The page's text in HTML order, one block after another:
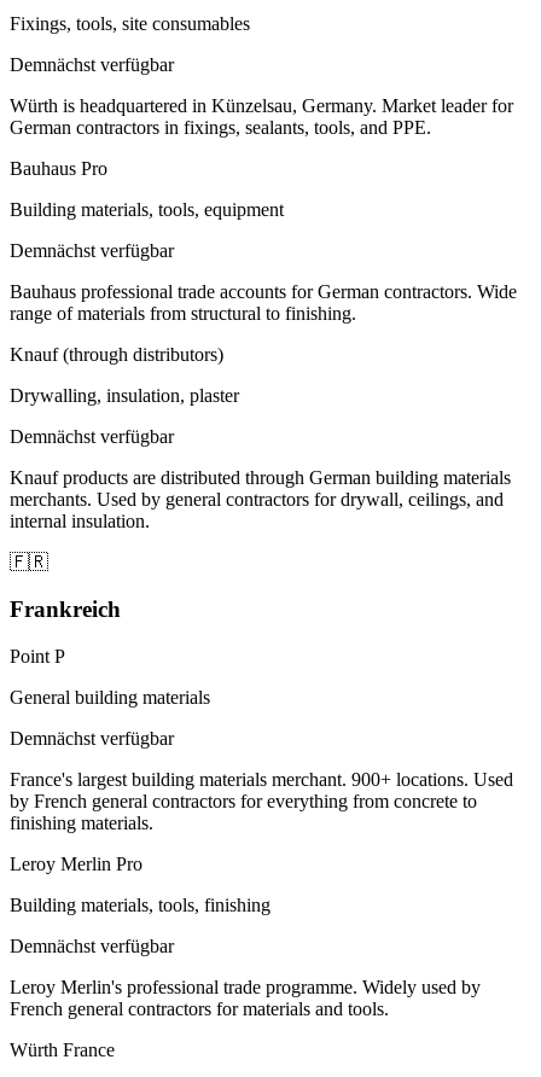
Fixings, tools, site consumables
Demnächst verfügbar
Würth is headquartered in Künzelsau, Germany. Market leader for
German contractors in fixings, sealants, tools, and PPE.
Bauhaus Pro
Building materials, tools, equipment
Demnächst verfügbar
Bauhaus professional trade accounts for German contractors. Wide
range of materials from structural to finishing.
Knauf (through distributors)
Drywalling, insulation, plaster
Demnächst verfügbar
Knauf products are distributed through German building materials
merchants. Used by general contractors for drywall, ceilings, and
internal insulation.
🇫🇷
Frankreich
Point P
General building materials
Demnächst verfügbar
France's largest building materials merchant. 900+ locations. Used
by French general contractors for everything from concrete to
finishing materials.
Leroy Merlin Pro
Building materials, tools, finishing
Demnächst verfügbar
Leroy Merlin's professional trade programme. Widely used by
French general contractors for materials and tools.
Würth France